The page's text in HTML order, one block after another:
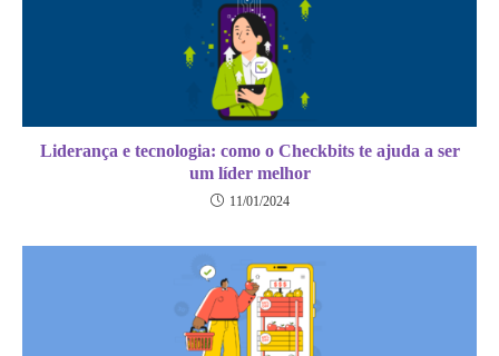
Liderança e tecnologia: como o Checkbits te ajuda a ser
um líder melhor
11/01/2024